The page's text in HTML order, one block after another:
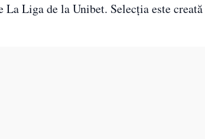
Liga de la Unibet. Selecția este